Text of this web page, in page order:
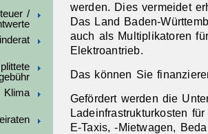
/
Klima
werden. Dies vermeidet
Das Land Baden-
auch als Multiplikatoren
Elektroantrieb.
Das können Sie
Gefördert werden die
Ladeinfrastrukturkosten
E-Taxis, -Mietwagen,